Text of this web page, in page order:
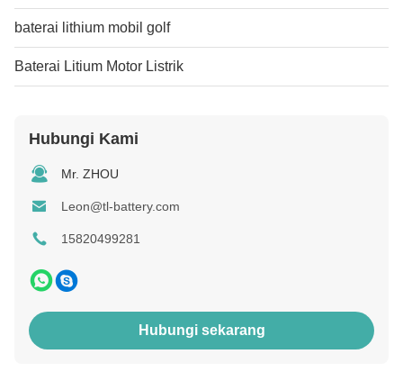
baterai lithium mobil golf
Baterai Litium Motor Listrik
Hubungi Kami
Mr. ZHOU
Leon@tl-battery.com
15820499281
Hubungi sekarang